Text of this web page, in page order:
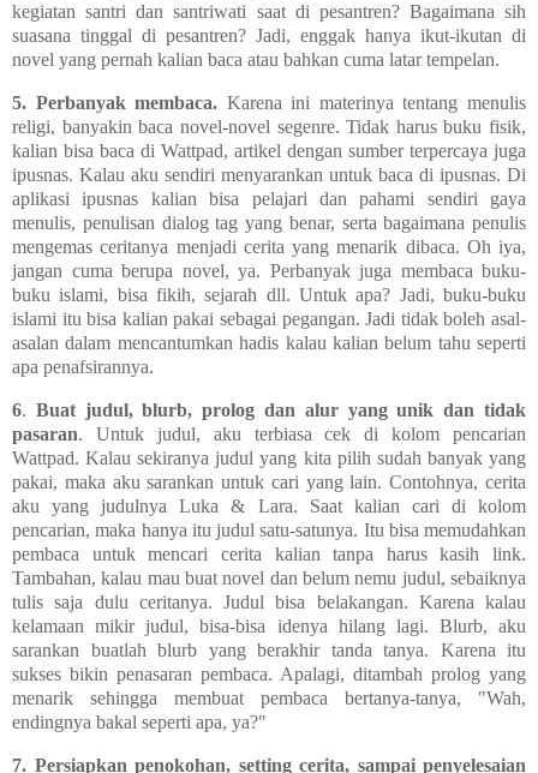
kegiatan santri dan santriwati saat di pesantren? Bagaimana sih
suasana tinggal di pesantren? Jadi, enggak hanya ikut-ikutan di
novel yang pernah kalian baca atau bahkan cuma latar tempelan.
5. Perbanyak membaca. Karena ini materinya tentang menulis
religi, banyakin baca novel-novel segenre. Tidak harus buku fisik,
kalian bisa baca di Wattpad, artikel dengan sumber terpercaya juga
ipusnas. Kalau aku sendiri menyarankan untuk baca di ipusnas. Di
aplikasi ipusnas kalian bisa pelajari dan pahami sendiri gaya
menulis, penulisan dialog tag yang benar, serta bagaimana penulis
mengemas ceritanya menjadi cerita yang menarik dibaca. Oh iya,
jangan cuma berupa novel, ya. Perbanyak juga membaca buku-
buku islami, bisa fikih, sejarah dll. Untuk apa? Jadi, buku-buku
islami itu bisa kalian pakai sebagai pegangan. Jadi tidak boleh asal-
asalan dalam mencantumkan hadis kalau kalian belum tahu seperti
apa penafsirannya.
6. Buat judul, blurb, prolog dan alur yang unik dan tidak
pasaran. Untuk judul, aku terbiasa cek di kolom pencarian
Wattpad. Kalau sekiranya judul yang kita pilih sudah banyak yang
pakai, maka aku sarankan untuk cari yang lain. Contohnya, cerita
aku yang judulnya Luka & Lara. Saat kalian cari di kolom
pencarian, maka hanya itu judul satu-satunya. Itu bisa memudahkan
pembaca untuk mencari cerita kalian tanpa harus kasih link.
Tambahan, kalau mau buat novel dan belum nemu judul, sebaiknya
tulis saja dulu ceritanya. Judul bisa belakangan. Karena kalau
kelamaan mikir judul, bisa-bisa idenya hilang lagi. Blurb, aku
sarankan buatlah blurb yang berakhir tanda tanya. Karena itu
sukses bikin penasaran pembaca. Apalagi, ditambah prolog yang
menarik sehingga membuat pembaca bertanya-tanya, "Wah,
endingnya bakal seperti apa, ya?"
7. Persiapkan penokohan, setting cerita, sampai penyelesaian